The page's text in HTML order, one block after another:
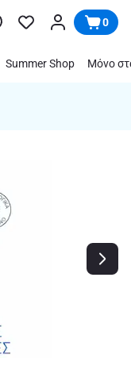
0
Summer Shop Μόνο